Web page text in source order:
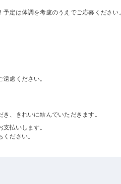
予定は体調を考慮のうえでご応募ください
慮ください。
、きれいに結んでいただきます。
払いします。
ださい。